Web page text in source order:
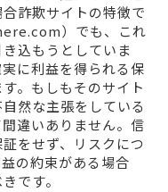
詐欺サイトの特徴で
）でも、これ
込もうとしていま
に利益を得られる保
。もしもそのサイト
然な主張をしている
違いありません。信
をせず、リスクにつ
の約束がある場合
です。